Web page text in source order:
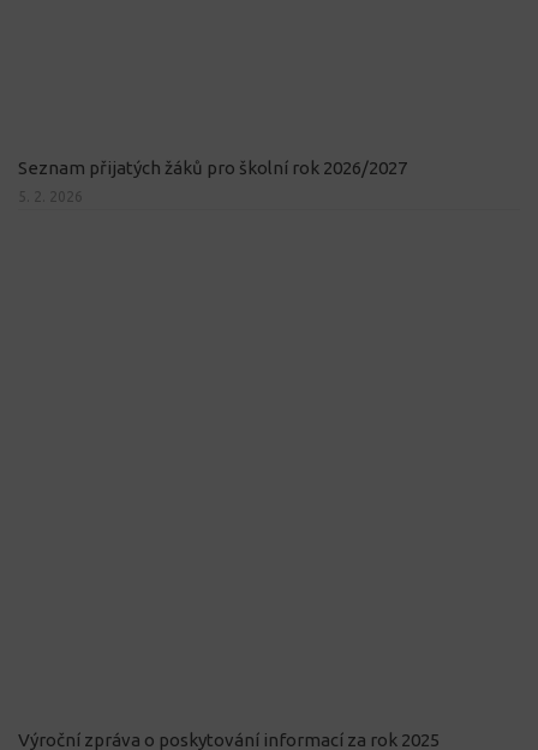
Seznam přijatých žáků pro školní rok 2026/2027
5. 2. 2026
Výroční zpráva o poskytování informací za rok 2025